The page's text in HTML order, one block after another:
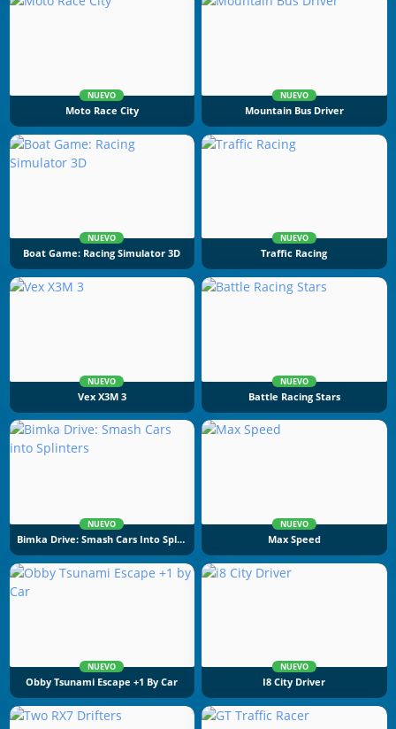
NUEVO
Moto Race City
NUEVO
Mountain Bus Driver
NUEVO
Boat Game: Racing Simulator 3D
NUEVO
Traffic Racing
NUEVO
Vex X3M 3
NUEVO
Battle Racing Stars
NUEVO
Bimka Drive: Smash Cars Into Splinters
NUEVO
Max Speed
NUEVO
Obby Tsunami Escape +1 By Car
NUEVO
I8 City Driver